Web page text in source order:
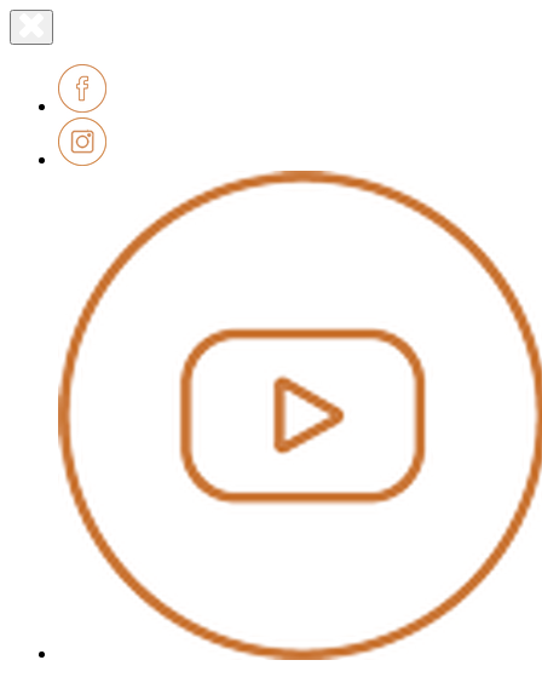
le
Lien
page
accueil